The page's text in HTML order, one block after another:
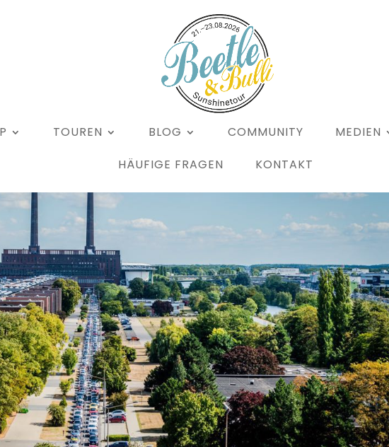
TOUREN BLOG COMMUNITY MEDIEN
HÄUFIGE FRAGEN
KONTAKT